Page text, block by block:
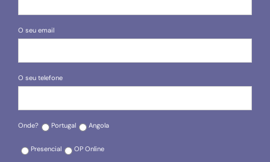
O seu email
O seu telefone
Onde? Portugal Angola
Presencial OP Online